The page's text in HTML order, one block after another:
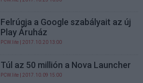
Felrúgja a Google szabályait az új
Play Áruház
PCW.lite | 2017.10.20 13:00
Túl az 50 millión a Nova Launcher
PCW.lite | 2017.10.09 15:00